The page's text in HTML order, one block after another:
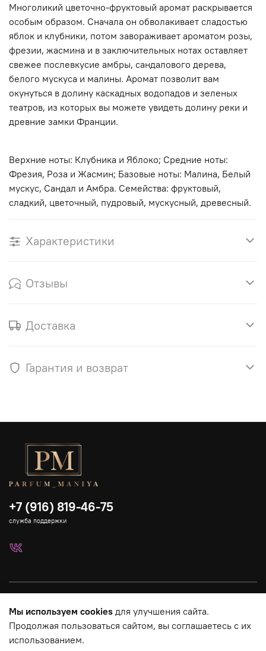
Многоликий цветочно-фруктовый аромат раскрывается
особым образом. Сначала он обволакивает сладостью
яблок и клубники, потом завораживает ароматом розы,
фрезии, жасмина и в заключительных нотах оставляет
свежее послевкусие амбры, сандалового дерева,
белого мускуса и малины. Аромат позволит вам
окунуться в долину каскадных водопадов и зеленых
театров, из которых вы можете увидеть долину реки и
древние замки Франции.
Верхние ноты: Клубника и Яблоко; Средние ноты:
Фрезия, Роза и Жасмин; Базовые ноты: Малина, Белый
мускус, Сандал и Амбра. Семейства: фруктовый,
сладкий, цветочный, пудровый, мускусный, древесный.
Характеристики
Отзывы
Доставка
Гарантия и возврат
Страницы магазина
+7 (916) 819-46-75
служба поддержки
Мы используем cookies для улучшения сайта.
Продолжая пользоваться сайтом, вы соглашаетесь с их
использованием.